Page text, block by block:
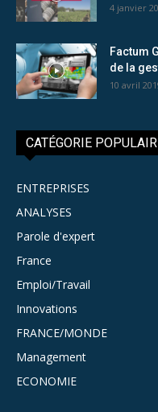
4 janvier
Factum
de la
10 avril
CATÉGORIE
ENTREPRISES
ANALYSES
Parole d'expert
France
Emploi/Travail
Innovations
FRANCE/MONDE
Management
ECONOMIE